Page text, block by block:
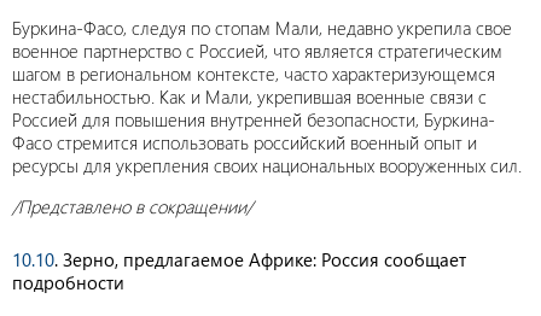
Буркина-Фасо, следуя по стопам Мали, недавно укрепила свое
военное партнерство с Россией, что является стратегическим
шагом в региональном контексте, часто характеризующемся
нестабильностью. Как и Мали, укрепившая военные связи с
Россией для повышения внутренней безопасности, Буркина-
Фасо стремится использовать российский военный опыт и
ресурсы для укрепления своих национальных вооруженных сил.
/Представлено в сокращении/
10.10. Зерно, предлагаемое Африке: Россия сообщает
подробности